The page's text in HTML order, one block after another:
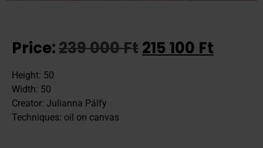
Price:239 000Ft215 100 Ft
Height: 50
Width: 50
Creator: Julianna Pálfy
Techniques: oil on canvas